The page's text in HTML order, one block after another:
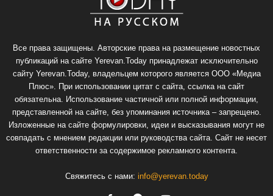
Все права защищены. Авторские права на размещение новостных
публикаций на сайте Yerevan.Today принадлежат исключительно
сайту Yerevan.Today, владельцем которого является ООО «Медиа
Плюс». При использовании цитат с сайта, ссылка на сайт
обязательна. Использование частичной или полной информации,
представленной на сайте, без упоминания источника – запрещено.
Изложенные на сайте формулировки, идеи и высказывания могут не
совпадать с мнением редакции или руководства сайта. Сайт не несет
ответственности за содержимое рекламного контента.
Свяжитесь с нами: info@yerevan.today